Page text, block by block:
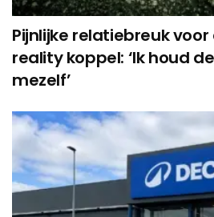
Pijnlijke relatiebreuk
reality koppel: ‘Ik houd
mezelf’